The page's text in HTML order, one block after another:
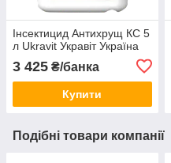
Інсектицид Антихрущ КС 5
л Ukravit Укравіт Україна
3 425 ₴/банка
Купити
Подібні товари компанії